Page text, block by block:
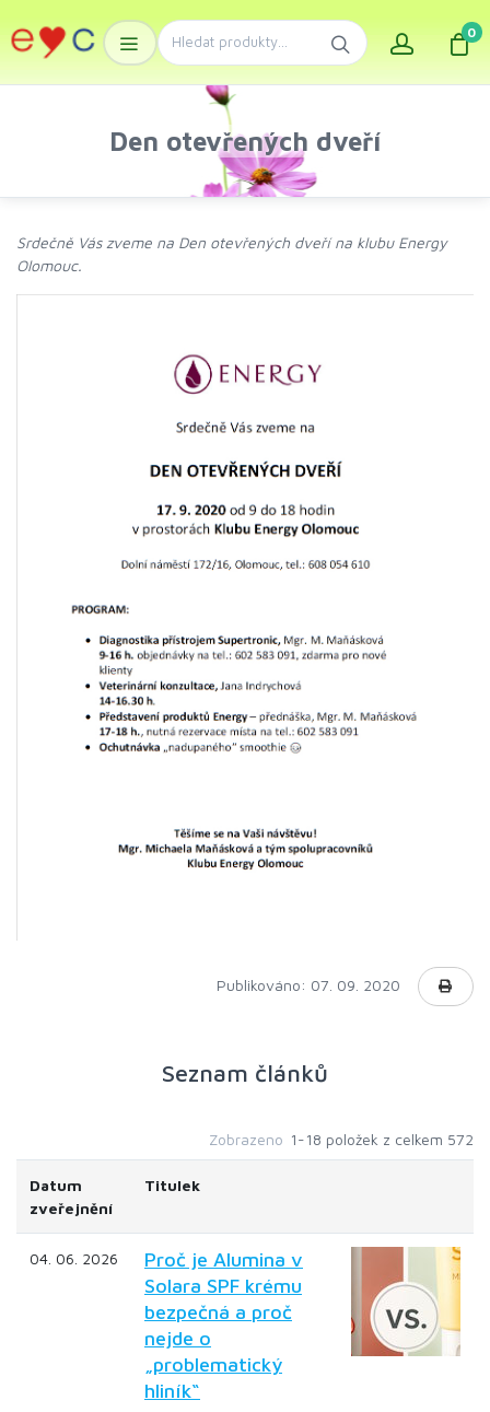
0
Den otevřených dveří
Srdečně Vás zveme na Den otevřených dveří na klubu Energy
Olomouc.
Publikováno: 07. 09. 2020
Seznam článků
Zobrazeno 1-18 položek z celkem 572
Datum
zveřejnění
Titulek
04. 06. 2026
Proč je Alumina v
Solara SPF krému
bezpečná a proč
nejde o
„problematický
hliník“